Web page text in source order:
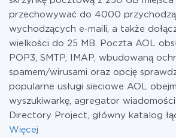
przechowywać do 4000
wychodzących e-maili, a także
wielkości do 25 MB. Poczta AOL
POP3, SMTP, IMAP, wbudowaną
spamem/wirusami oraz opcję
popularne usługi sieciowe AOL
wyszukiwarkę, agregator
Directory Project, główny katalog
Więcej